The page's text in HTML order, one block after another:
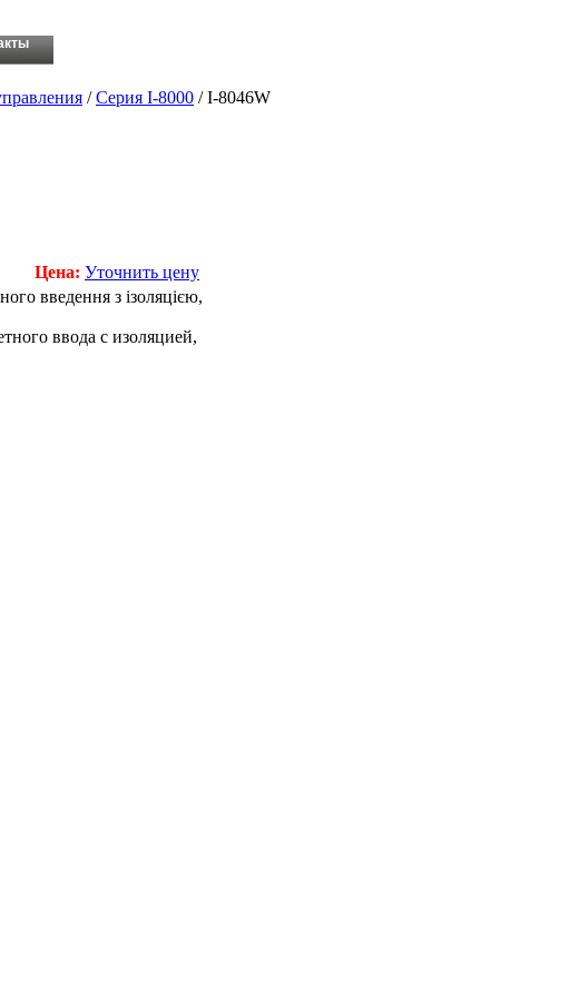
/Серия I-8000 / I-8046W
Цена: Уточнить цену
введення з ізоляцією,
ввода с изоляцией,